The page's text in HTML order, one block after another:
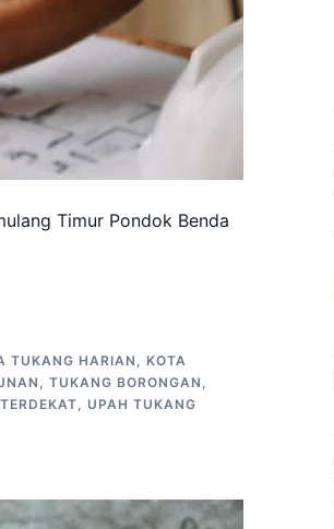
Timur Pondok Benda
TUKANG HARIAN, KOTA
, TUKANG BORONGAN ,
, UPAH TUKANG